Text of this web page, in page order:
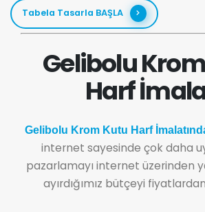
Tabela Tasarla BAŞLA
Gelibolu
Harf
Gelibolu Krom Kutu Harf
internet sayesinde çok daha
pazarlamayı internet üzerinden
ayırdığımız bütçeyi